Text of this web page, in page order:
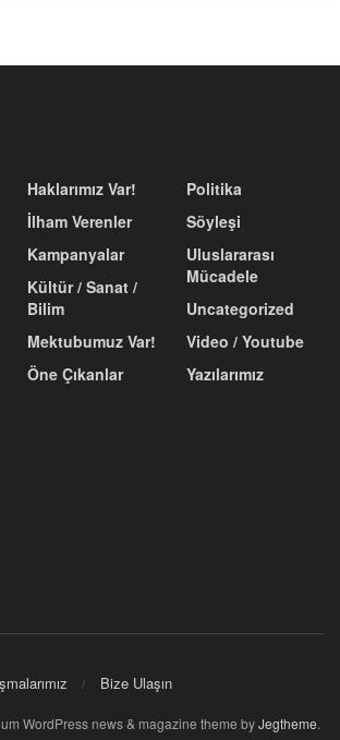
Haklarımız Var!
İlham Verenler
Kampanyalar
Kültür / Sanat /
Bilim
Mektubumuz Var!
Öne Çıkanlar
Politika
Söyleşi
Uluslararası
Mücadele
Uncategorized
Video / Youtube
Yazılarımız
Bize Ulaşın
WordPress news & magazine theme byJegtheme.